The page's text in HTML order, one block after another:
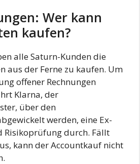
Wer kann
kaufen?
alle Saturn-Kunden die
aus der Ferne zu kaufen. Um
offener Rechnungen
Klarna, der
über den
werden, eine Ex-
Risikoprüfung durch. Fällt
kann der Accountkauf nicht